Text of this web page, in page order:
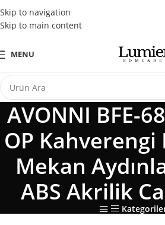
Skip to navigation
Skip to main content
Tüm Kredi Kartlarına Peşin
MENU
AVONNI BFE-
OP Kahverengi
Mekan
ABS Akrilik